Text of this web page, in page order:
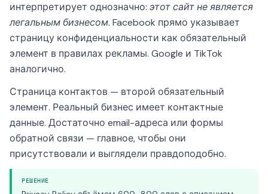
интерпретирует однозначно: этот сайт не является
легальным бизнесом. Facebook прямо указывает
страницу конфиденциальности как обязательный
элемент в правилах рекламы. Google и TikTok
аналогично.
Страница контактов — второй обязательный
элемент. Реальный бизнес имеет контактные
данные. Достаточно email-адреса или формы
обратной связи — главное, чтобы они
присутствовали и выглядели правдоподобно.
РЕШЕНИЕ